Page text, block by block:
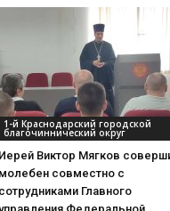
1-й Краснодарский городской
благочиннический округ
Иерей Виктор Мягков
молебен совместно с
сотрудниками Главного